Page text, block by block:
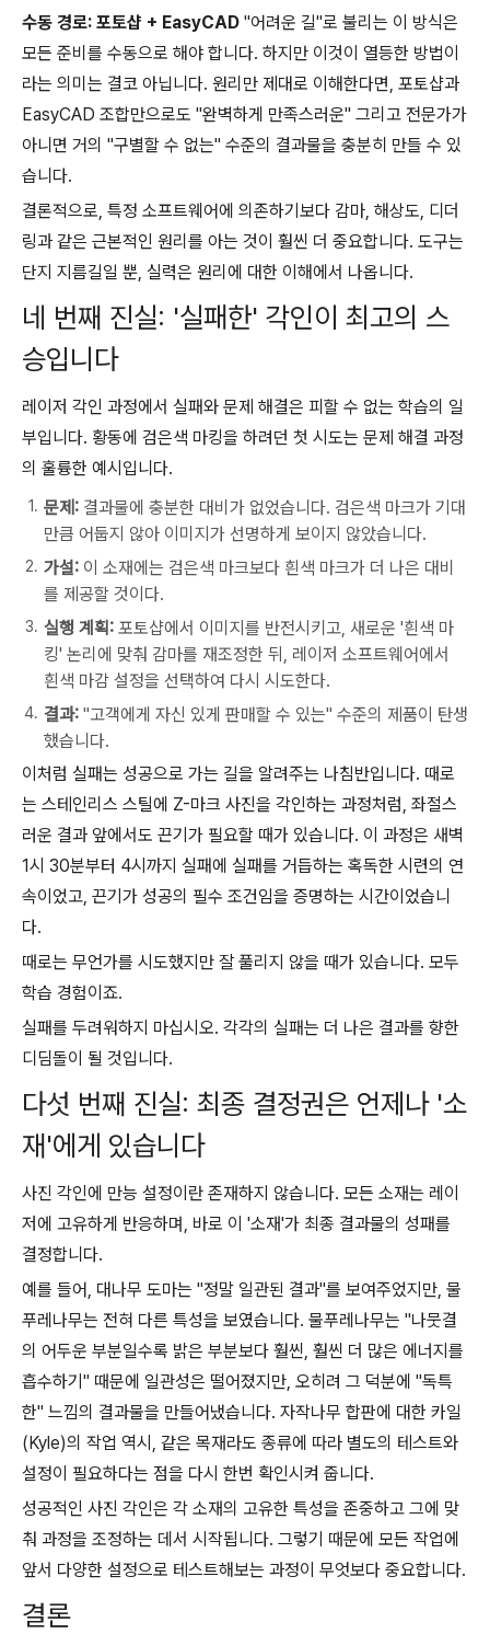
수동 경로: 포토샵 + EasyCAD "어려운 길"로 불리는 이 방식은
모든 준비를 수동으로 해야 합니다. 하지만 이것이 열등한 방법이
라는 의미는 결코 아닙니다. 원리만 제대로 이해한다면, 포토샵과
EasyCAD 조합만으로도 "완벽하게 만족스러운" 그리고 전문가가
아니면 거의 "구별할 수 없는" 수준의 결과물을 충분히 만들 수 있
습니다.
결론적으로, 특정 소프트웨어에 의존하기보다 감마, 해상도, 디더
링과 같은 근본적인 원리를 아는 것이 훨씬 더 중요합니다. 도구는
단지 지름길일 뿐, 실력은 원리에 대한 이해에서 나옵니다.
네 번째 진실: '실패한' 각인이 최고의 스
승입니다
레이저 각인 과정에서 실패와 문제 해결은 피할 수 없는 학습의 일
부입니다. 황동에 검은색 마킹을 하려던 첫 시도는 문제 해결 과정
의 훌륭한 예시입니다.
문제: 결과물에 충분한 대비가 없었습니다. 검은색 마크가 기대
만큼 어둡지 않아 이미지가 선명하게 보이지 않았습니다.
가설: 이 소재에는 검은색 마크보다 흰색 마크가 더 나은 대비
를 제공할 것이다.
실행 계획: 포토샵에서 이미지를 반전시키고, 새로운 '흰색 마
킹' 논리에 맞춰 감마를 재조정한 뒤, 레이저 소프트웨어에서
흰색 마감 설정을 선택하여 다시 시도한다.
결과: "고객에게 자신 있게 판매할 수 있는" 수준의 제품이 탄생
했습니다.
이처럼 실패는 성공으로 가는 길을 알려주는 나침반입니다. 때로
는 스테인리스 스틸에 Z-마크 사진을 각인하는 과정처럼, 좌절스
러운 결과 앞에서도 끈기가 필요할 때가 있습니다. 이 과정은 새벽
1시 30분부터 4시까지 실패에 실패를 거듭하는 혹독한 시련의 연
속이었고, 끈기가 성공의 필수 조건임을 증명하는 시간이었습니
다.
때로는 무언가를 시도했지만 잘 풀리지 않을 때가 있습니다. 모두
학습 경험이죠.
실패를 두려워하지 마십시오. 각각의 실패는 더 나은 결과를 향한
디딤돌이 될 것입니다.
다섯 번째 진실: 최종 결정권은 언제나 '소
재'에게 있습니다
사진 각인에 만능 설정이란 존재하지 않습니다. 모든 소재는 레이
저에 고유하게 반응하며, 바로 이 '소재'가 최종 결과물의 성패를
결정합니다.
예를 들어, 대나무 도마는 "정말 일관된 결과"를 보여주었지만, 물
푸레나무는 전혀 다른 특성을 보였습니다. 물푸레나무는 "나뭇결
의 어두운 부분일수록 밝은 부분보다 훨씬, 훨씬 더 많은 에너지를
흡수하기" 때문에 일관성은 떨어졌지만, 오히려 그 덕분에 "독특
한" 느낌의 결과물을 만들어냈습니다. 자작나무 합판에 대한 카일
(Kyle)의 작업 역시, 같은 목재라도 종류에 따라 별도의 테스트와
설정이 필요하다는 점을 다시 한번 확인시켜 줍니다.
성공적인 사진 각인은 각 소재의 고유한 특성을 존중하고 그에 맞
춰 과정을 조정하는 데서 시작됩니다. 그렇기 때문에 모든 작업에
앞서 다양한 설정으로 테스트해보는 과정이 무엇보다 중요합니다.
결론